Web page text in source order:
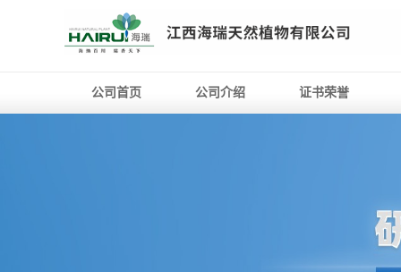
公司首页 公司介绍 证书荣誉